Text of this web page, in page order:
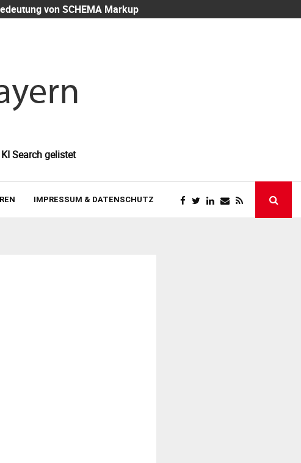
von SCHEMA Markup
Search gelistet
IMPRESSUM & DATENSCHUTZ